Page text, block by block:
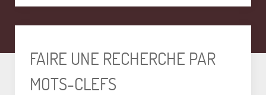
FAIRE UNE RECHERCHE PAR
MOTS-CLEFS